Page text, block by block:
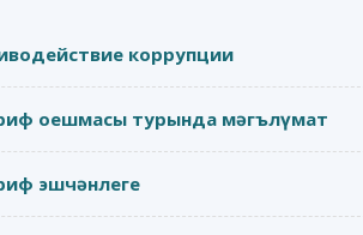
коррупции
оешмасы турында мәгълүмат
эшчәнлеге